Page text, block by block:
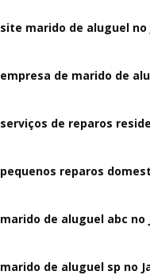
site marido de aluguel no
empresa de marido de
serviços de reparos
pequenos reparos
marido de aluguel abc no
marido de aluguel sp no